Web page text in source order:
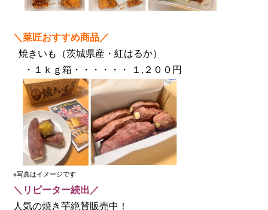
＼菜匠おすすめ商品／
焼きいも（茨城県産・紅はるか）
・１ｋｇ箱・・・・・・ １,２００円
※写真はイメージです
＼リピーター続出／
人気の焼き芋絶賛販売中！